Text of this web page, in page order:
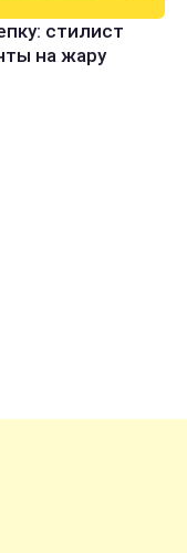
стилист
на жару